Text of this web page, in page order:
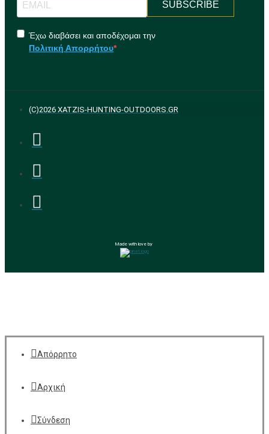
SUBSCRIBE
Έχω διαβάσει και αποδέχομαι την
Πολιτική Απορρήτου
(C)2026 XATZIS-HUNTING-OUTDOORS.GR
Made with love by
Απόρρητο
Αρχική
Σύνδεση